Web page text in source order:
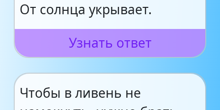
От солнца укрывает.
Узнать ответ
Чтобы в ливень не